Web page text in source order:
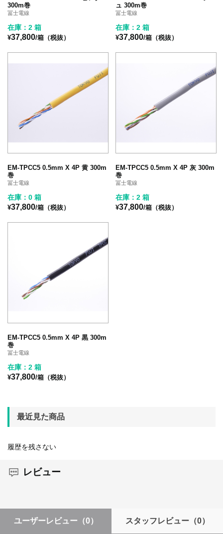
300m巻
冨士電線
在庫：2 箱
¥37,800/箱（税抜）
ュ 300m巻
冨士電線
在庫：2 箱
¥37,800/箱（税抜）
EM-TPCC5 0.5mm X 4P 黄 300m
巻
冨士電線
在庫：0 箱
¥37,800/箱（税抜）
EM-TPCC5 0.5mm X 4P 灰 300m
巻
冨士電線
在庫：2 箱
¥37,800/箱（税抜）
EM-TPCC5 0.5mm X 4P 黒 300m
巻
冨士電線
在庫：2 箱
¥37,800/箱（税抜）
最近見た商品
履歴を残さない
レビュー
ユーザーレビュー （0） スタッフレビュー（0）